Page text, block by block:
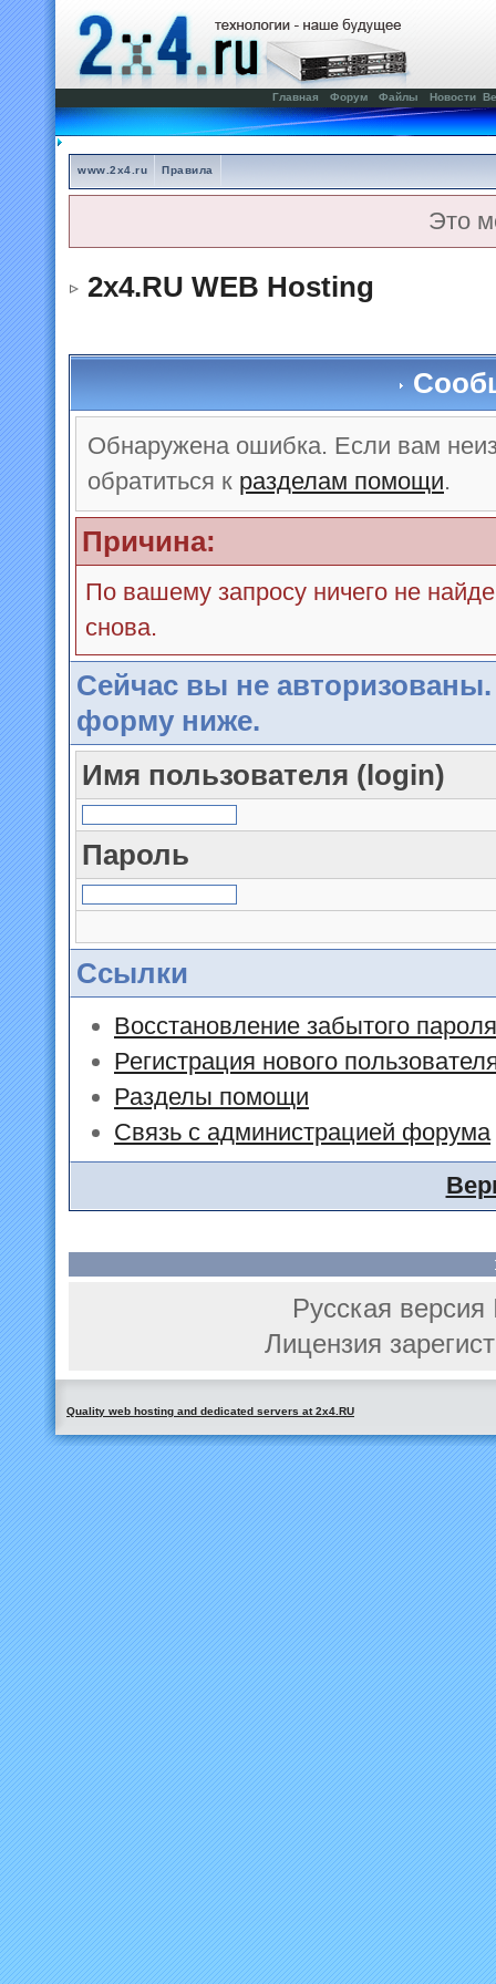
Главная Форум Файлы Новости
www.2x4.ru Правила
Это
2x4.RU WEB Hosting
Обнаружена ошибка. Если вам
обратиться к разделам помощи.
Причина:
По вашему запросу ничего не
снова.
Сейчас вы не
форму ниже.
Имя пользователя (login)
Пароль
Ссылки
Восстановление забытого пароля
Регистрация нового
Разделы помощи
Связь с администрацией форума
Русская
Лицензия
Quality web hosting and dedicated servers at 2x4.RU